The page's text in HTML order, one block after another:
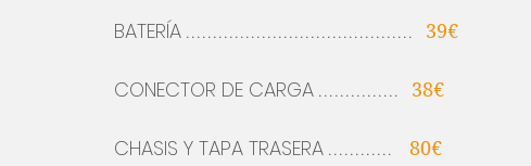
BATERÍA .......................................... 39€
CONECTOR DE CARGA ............... 38€
CHASIS Y TAPA TRASERA ............ 80€